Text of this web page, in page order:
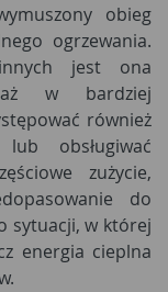
obieg
ogrzewania.
jest ona
w bardziej
również
obsługiwać
zużycie,
do
sytuacji, w której
energia cieplna